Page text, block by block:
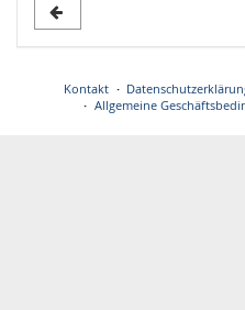
Kontakt
Allgemeine